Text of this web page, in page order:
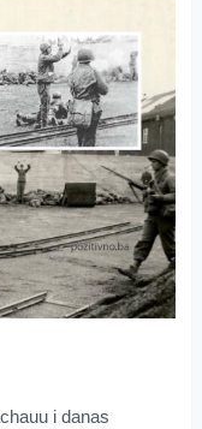
i danas